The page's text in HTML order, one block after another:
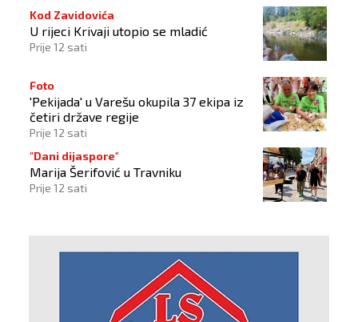
Kod Zavidovića
U rijeci Krivaji utopio se mladić
Prije 12 sati
Foto
'Pekijada' u Varešu okupila 37 ekipa iz
četiri države regije
Prije 12 sati
"Dani dijaspore"
Marija Šerifović u Travniku
Prije 12 sati